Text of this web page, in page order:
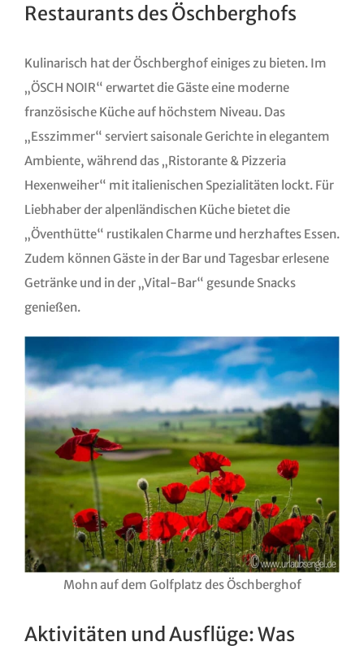
Restaurants des Öschberghofs
Kulinarisch hat der Öschberghof einiges zu bieten. Im
„ÖSCH NOIR“ erwartet die Gäste eine moderne
französische Küche auf höchstem Niveau. Das
„Esszimmer“ serviert saisonale Gerichte in elegantem
Ambiente, während das „Ristorante & Pizzeria
Hexenweiher“ mit italienischen Spezialitäten lockt. Für
Liebhaber der alpenländischen Küche bietet die
„Öventhütte“ rustikalen Charme und herzhaftes Essen.
Zudem können Gäste in der Bar und Tagesbar erlesene
Getränke und in der „Vital-Bar“ gesunde Snacks
genießen.
Mohn auf dem Golfplatz des Öschberghof
Aktivitäten und Ausflüge: Was